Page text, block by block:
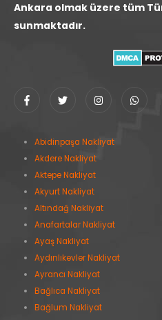
Ankara olmak üzere tüm
sunmaktadır.
Abidinpaşa Nakliyat
Akdere Nakliyat
Aktepe Nakliyat
Akyurt Nakliyat
Altındağ Nakliyat
Anafartalar Nakliyat
Ayaş Nakliyat
Aydınlıkevler Nakliyat
Ayrancı Nakliyat
Bağlıca Nakliyat
Bağlum Nakliyat